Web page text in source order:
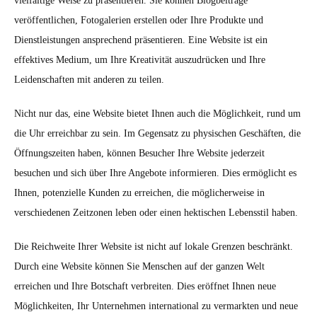
veröffentlichen, Fotogalerien erstellen oder Ihre Produkte und
Dienstleistungen ansprechend präsentieren. Eine Website ist ein
effektives Medium, um Ihre Kreativität auszudrücken und Ihre
Leidenschaften mit anderen zu teilen.
Nicht nur das, eine Website bietet Ihnen auch die Möglichkeit, rund um
die Uhr erreichbar zu sein. Im Gegensatz zu physischen Geschäften, die
Öffnungszeiten haben, können Besucher Ihre Website jederzeit
besuchen und sich über Ihre Angebote informieren. Dies ermöglicht es
Ihnen, potenzielle Kunden zu erreichen, die möglicherweise in
verschiedenen Zeitzonen leben oder einen hektischen Lebensstil haben.
Die Reichweite Ihrer Website ist nicht auf lokale Grenzen beschränkt.
Durch eine Website können Sie Menschen auf der ganzen Welt
erreichen und Ihre Botschaft verbreiten. Dies eröffnet Ihnen neue
Möglichkeiten, Ihr Unternehmen international zu vermarkten und neue